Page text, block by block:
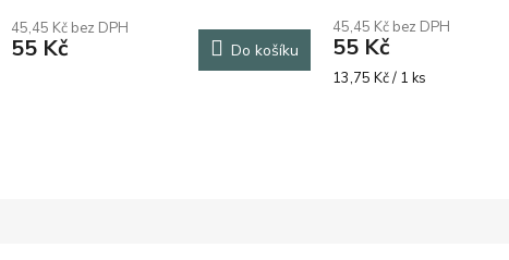
45,45 Kč bez DPH
55 Kč Do košíku
45,45 Kč bez DPH
55 Kč
Měrná
13,75 Kč / 1 ks